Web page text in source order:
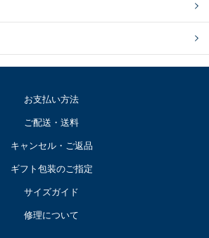
お支払い方法
ご配送・送料
キャンセル・ご返品
ギフト包装のご指定
サイズガイド
修理について